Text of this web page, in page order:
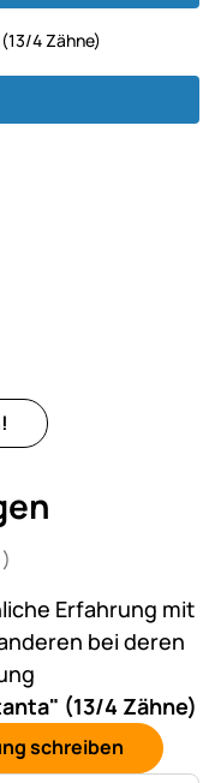
4 Zähne)
5 (1 Bewertungen)
Erfahrung mit
bei deren
(13/4 Zähne)
schreiben